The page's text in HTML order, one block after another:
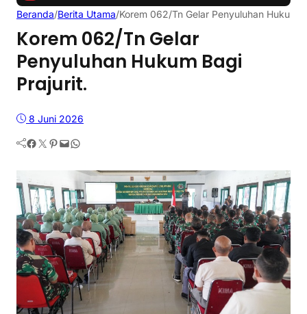
Beranda/Berita Utama/Korem 062/Tn Gelar Penyuluhan Hukum
Korem 062/Tn Gelar
Penyuluhan Hukum Bagi
Prajurit.
8 Juni 2026
Facebook Twitter Pinterest Mail WhatsApp